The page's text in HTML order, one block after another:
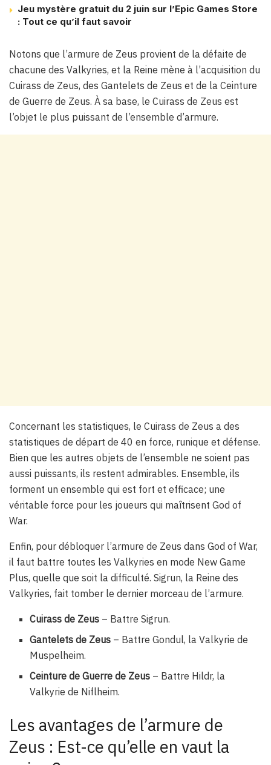
Jeu mystère gratuit du 2 juin sur l’Epic Games Store
: Tout ce qu’il faut savoir
Notons que l’armure de Zeus provient de la défaite de
chacune des Valkyries, et la Reine mène à l’acquisition du
Cuirass de Zeus, des Gantelets de Zeus et de la Ceinture
de Guerre de Zeus. À sa base, le Cuirass de Zeus est
l’objet le plus puissant de l’ensemble d’armure.
Concernant les statistiques, le Cuirass de Zeus a des
statistiques de départ de 40 en force, runique et défense.
Bien que les autres objets de l’ensemble ne soient pas
aussi puissants, ils restent admirables. Ensemble, ils
forment un ensemble qui est fort et efficace; une
véritable force pour les joueurs qui maîtrisent God of
War.
Enfin, pour débloquer l’armure de Zeus dans God of War,
il faut battre toutes les Valkyries en mode New Game
Plus, quelle que soit la difficulté. Sigrun, la Reine des
Valkyries, fait tomber le dernier morceau de l’armure.
Cuirass de Zeus – Battre Sigrun.
Gantelets de Zeus – Battre Gondul, la Valkyrie de
Muspelheim.
Ceinture de Guerre de Zeus – Battre Hildr, la
Valkyrie de Niflheim.
Les avantages de l’armure de
Zeus : Est-ce qu’elle en vaut la